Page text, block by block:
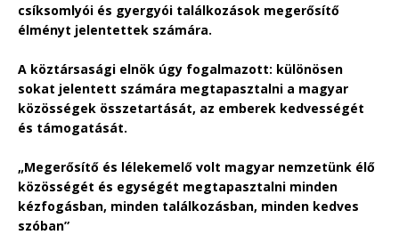
csíksomlyói és gyergyói találkozások megerősítő
élményt jelentettek számára.
A köztársasági elnök úgy fogalmazott: különösen
sokat jelentett számára megtapasztalni a magyar
közösségek összetartását, az emberek kedvességét
és támogatását.
„Megerősítő és lélekemelő volt magyar nemzetünk élő
közösségét és egységét megtapasztalni minden
kézfogásban, minden találkozásban, minden kedves
szóban”